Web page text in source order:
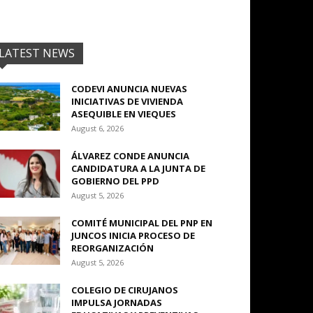
NEWS
CODEVI ANUNCIA NUEVAS
INICIATIVAS DE VIVIENDA
ASEQUIBLE EN VIEQUES
August 6, 2026
ÁLVAREZ CONDE ANUNCIA
CANDIDATURA A LA JUNTA DE
GOBIERNO DEL PPD
August 5, 2026
COMITÉ MUNICIPAL DEL PNP EN
JUNCOS INICIA PROCESO DE
REORGANIZACIÓN
August 5, 2026
COLEGIO DE CIRUJANOS
IMPULSA JORNADAS